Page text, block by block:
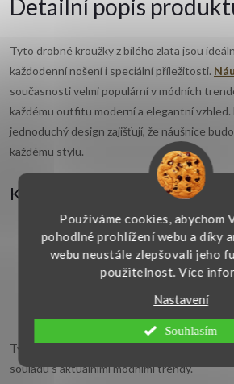
Používáme cookies, abychom
pohodlné prohlížení webu a díky
webu neustále zlepšovali jeho
použitelnost.Více
Nastavení
Souhlasím
Detailní popis
Tyto drobné kroužky z bílého zlata jsou
každodenní nošení i speciální příležitosti.
současnosti velmi populární v módních
každému outfitu moderní a elegantní vzhled.
jednoduchý design zajišťují, že náušnice
každému stylu.
Klíčové vlastnosti:
Materiál:bílé zlato (14 karátů, 585/
Tvar:kroužky, kulatý profil
lesklý
Typ uzávěru:zasouvací uzávěr
Tyto náušnice jsou perfektní volbou pro
souladu s aktuálními módními trendy.